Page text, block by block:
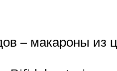
– макароны